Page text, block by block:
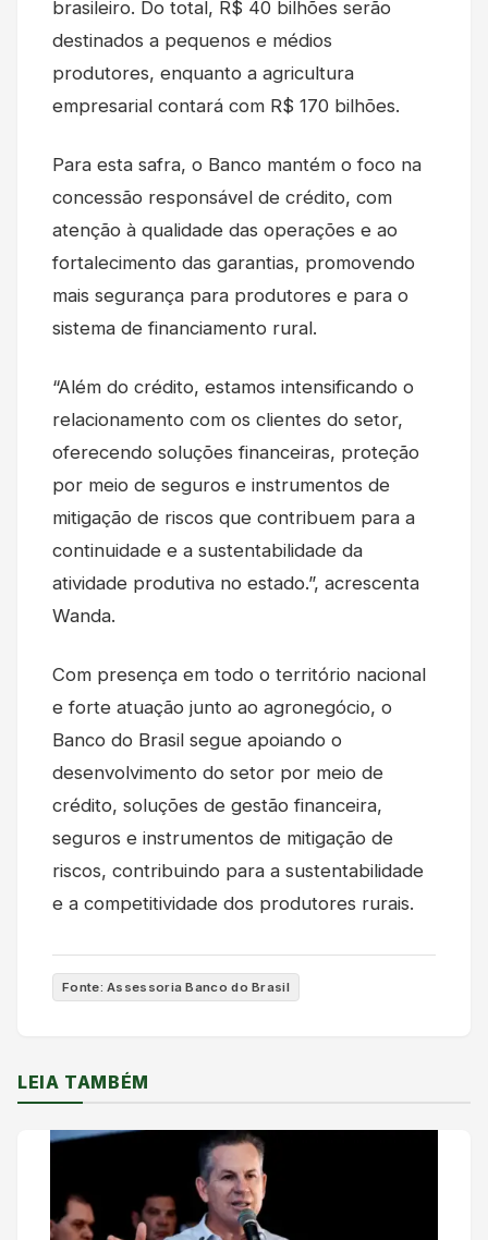
brasileiro. Do total, R$ 40 bilhões serão
destinados a pequenos e médios
produtores, enquanto a agricultura
empresarial contará com R$ 170 bilhões.
Para esta safra, o Banco mantém o foco na
concessão responsável de crédito, com
atenção à qualidade das operações e ao
fortalecimento das garantias, promovendo
mais segurança para produtores e para o
sistema de financiamento rural.
“Além do crédito, estamos intensificando o
relacionamento com os clientes do setor,
oferecendo soluções financeiras, proteção
por meio de seguros e instrumentos de
mitigação de riscos que contribuem para a
continuidade e a sustentabilidade da
atividade produtiva no estado.”, acrescenta
Wanda.
Com presença em todo o território nacional
e forte atuação junto ao agronegócio, o
Banco do Brasil segue apoiando o
desenvolvimento do setor por meio de
crédito, soluções de gestão financeira,
seguros e instrumentos de mitigação de
riscos, contribuindo para a sustentabilidade
e a competitividade dos produtores rurais.
Fonte: Assessoria Banco do Brasil
LEIA TAMBÉM